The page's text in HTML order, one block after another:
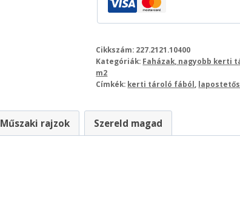
Cikkszám: 227.2121.10400
Kategóriák: Faházak, nagyobb kerti
m2
Címkék: kerti tároló fából,
Műszaki rajzok Szereld magad